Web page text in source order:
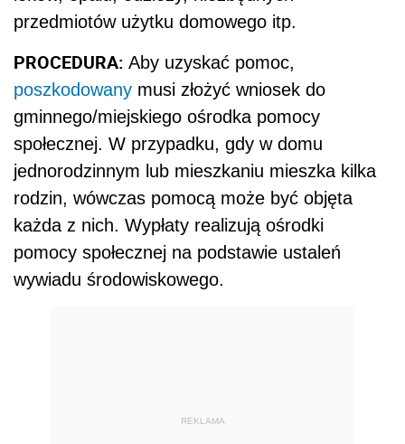
przedmiotów użytku domowego itp.
PROCEDURA: Aby uzyskać pomoc,
poszkodowany musi złożyć wniosek do
gminnego/miejskiego ośrodka pomocy
społecznej. W przypadku, gdy w domu
jednorodzinnym lub mieszkaniu mieszka kilka
rodzin, wówczas pomocą może być objęta
każda z nich. Wypłaty realizują ośrodki
pomocy społecznej na podstawie ustaleń
wywiadu środowiskowego.
REKLAMA